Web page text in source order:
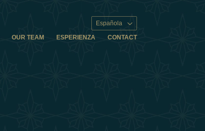
Española
OUR TEAM ESPERIENZA CONTACT